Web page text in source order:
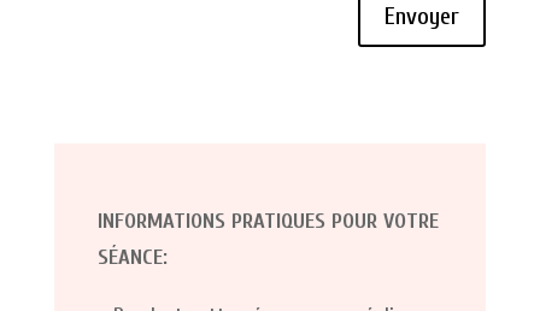
Envoyer
INFORMATIONS PRATIQUES POUR VOTRE
SÉANCE: